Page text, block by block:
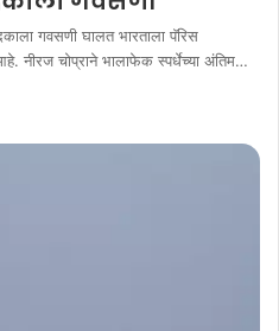
गवसणी घालत भारताला पॅरिस
नीरज चोप्राने भालाफेक स्पर्धेच्या अंतिम…